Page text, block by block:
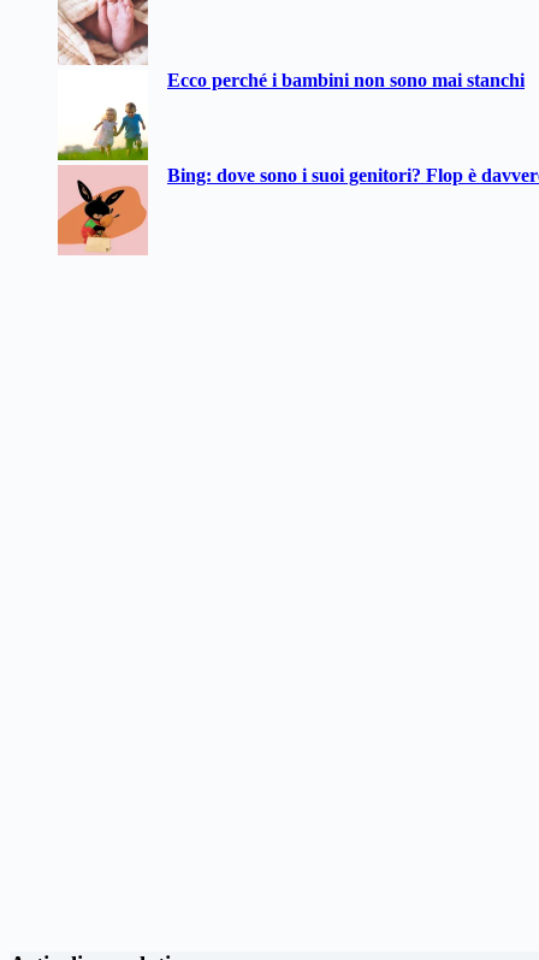
Ecco perché i bambini non sono mai stanchi
Bing: dove sono i suoi genitori? Flop è